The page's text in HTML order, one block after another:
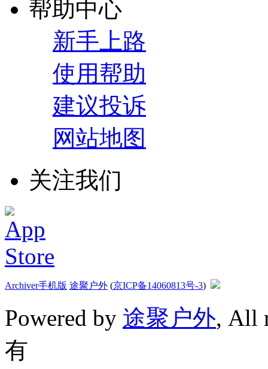
帮助中心
新手上路
使用帮助
建议投诉
网站地图
关注我们
Archiver手机版 途聚户外 (京ICP备14060813号-3)
Powered by 途聚户外, All
有